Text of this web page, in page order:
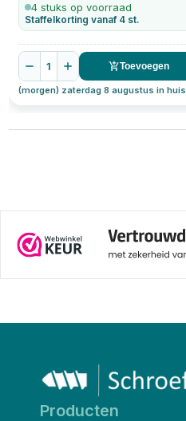
4 stuks op voorraad
Staffelkorting vanaf 4 st.
1 Toevoegen
(morgen) zaterdag 8 augustus in huis
Producten